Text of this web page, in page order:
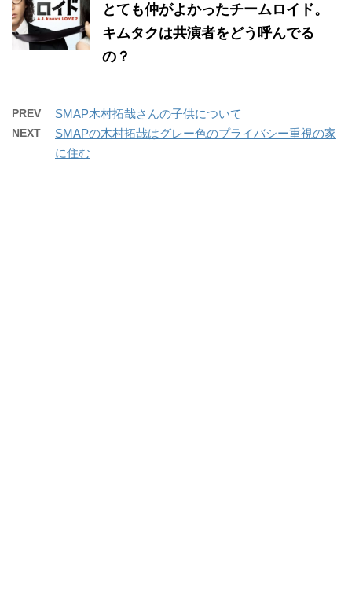
とても仲がよかったチームロイド。
キムタクは共演者をどう呼んでる
の？
PREV SMAP木村拓哉さんの子供について
NEXT
SMAPの木村拓哉はグレー色のプライバシー重視の家
に住む